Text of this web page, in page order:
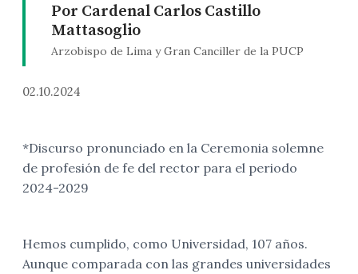
Por Cardenal Carlos Castillo
Mattasoglio
Arzobispo de Lima y Gran Canciller de la PUCP
02.10.2024
*Discurso pronunciado en la Ceremonia solemne
de profesión de fe del rector para el periodo
2024-2029
Hemos cumplido, como Universidad, 107 años.
Aunque comparada con las grandes universidades